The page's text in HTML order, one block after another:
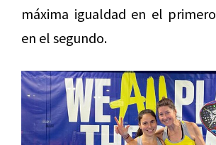
máxima igualdad en el
en el segundo.